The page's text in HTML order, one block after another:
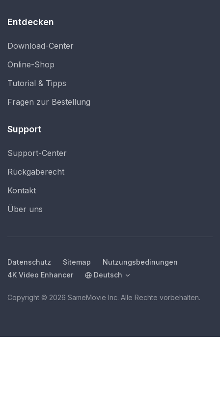
Entdecken
Download-Center
Online-Shop
Tutorial & Tipps
Fragen zur Bestellung
Support
Support-Center
Rückgaberecht
Kontakt
Über uns
Datenschutz Sitemap
Nutzungsbedinungen
4K Video Enhancer
Deutsch
Copyright © 2026 SameMovie Inc. Alle Rechte vorbehalten.